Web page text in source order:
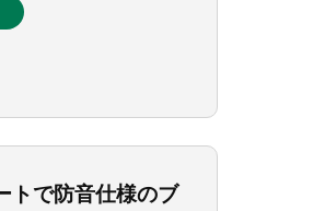
トで防音仕様のブ